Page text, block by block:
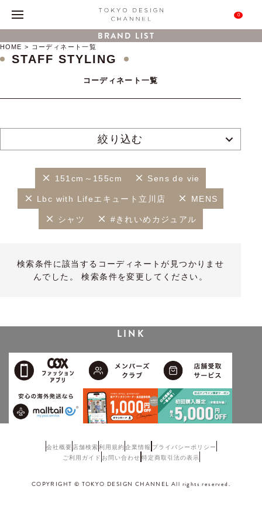
0
BRAND LIST
HOME コーディネート一覧
STAFF STYLING
コーディネート一覧
絞り込む
151cm～155cm Sens de vie
Lbc with Lifeエキュート立川店 MENS
シャツ #きれいめカジュアル
検索条件に該当するコーディネートが見つかりませ
んでした。 検索条件を変更してください。
LINK
会社概要 店舗検索利用規約企業情報 プライバシーポリシー
ご利用ガイド お問い合わせ 特定商取引法の表示
COPYRIGHT © TOKYO DESIGN CHANNEL All rights reserved.